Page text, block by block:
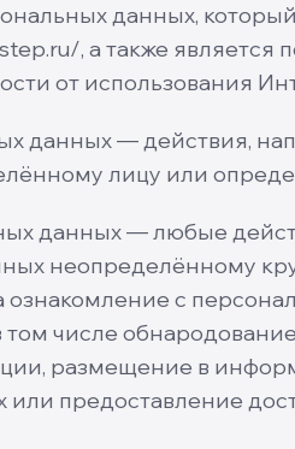
данных,
, а также является
от использования
данных — действия,
лицу или
данных — любые
неопределённому
ознакомление с
том числе
размещение в
или предоставление